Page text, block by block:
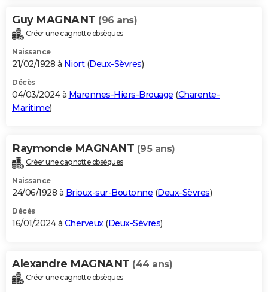
Guy MAGNANT (96 ans)
Créer une cagnotte obsèques
Naissance
21/02/1928 à Niort(Deux-Sèvres)
Décès
04/03/2024 à Marennes-Hiers-Brouage (Charente-
Maritime)
Raymonde MAGNANT (95 ans)
Créer une cagnotte obsèques
Naissance
24/06/1928 à Brioux-sur-Boutonne (Deux-Sèvres)
Décès
16/01/2024 à Cherveux(Deux-Sèvres)
Alexandre MAGNANT (44 ans)
Créer une cagnotte obsèques